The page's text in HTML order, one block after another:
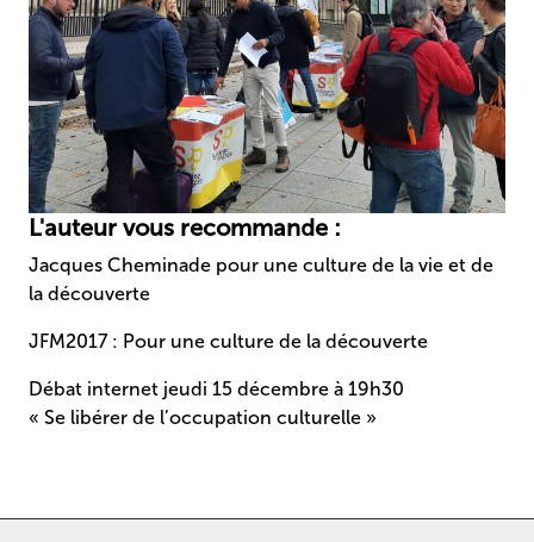
L'auteur vous recommande :
Jacques Cheminade pour une culture de la vie et de
la découverte
JFM2017 : Pour une culture de la découverte
Débat internet jeudi 15 décembre à 19h30
« Se libérer de l’occupation culturelle »